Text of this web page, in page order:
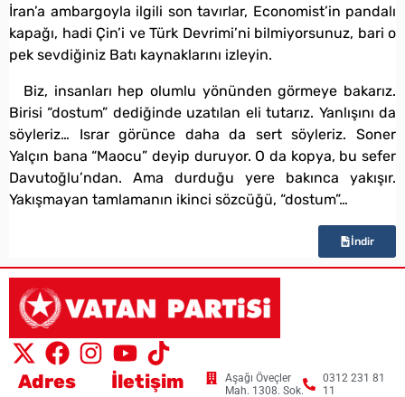
İran’a ambargoyla ilgili son tavırlar, Economist’in pandalı
kapağı, hadi Çin’i ve Türk Devrimi’ni bilmiyorsunuz, bari o
pek sevdiğiniz Batı kaynaklarını izleyin.
Biz, insanları hep olumlu yönünden görmeye bakarız.
Birisi “dostum” dediğinde uzatılan eli tutarız. Yanlışını da
söyleriz… Israr görünce daha da sert söyleriz. Soner
Yalçın bana “Maocu” deyip duruyor. O da kopya, bu sefer
Davutoğlu’ndan. Ama durduğu yere bakınca yakışır.
Yakışmayan tamlamanın ikinci sözcüğü, “dostum”…
İndir
Adres
Aşağı Öveçler
Mah. 1308. Sok.
İletişim
0312 231 81
11